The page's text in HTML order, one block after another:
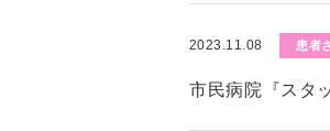
2023.11.08 患者
市民病院『スタ